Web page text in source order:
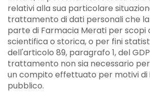
relativi alla sua particolare
trattamento di dati personali che
parte di Farmacia Merati per scopi
scientifica o storica, o per fini
dell'articolo 89, paragrafo 1, del
trattamento non sia necessario
un compito effettuato per motivi di
pubblico.